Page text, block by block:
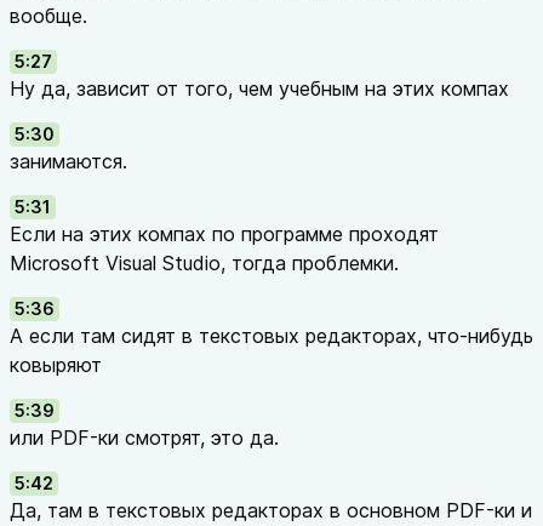
вообще.
5:27
Ну да, зависит от того, чем учебным на этих компах
5:30
занимаются.
5:31
Если на этих компах по программе проходят
Microsoft Visual Studio, тогда проблемки.
5:36
А если там сидят в текстовых редакторах, что-нибудь
ковыряют
5:39
или PDF-ки смотрят, это да.
5:42
Да, там в текстовых редакторах в основном PDF-ки и